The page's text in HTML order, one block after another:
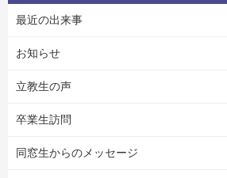
最近の出来事
お知らせ
立教生の声
卒業生訪問
同窓生からのメッセージ